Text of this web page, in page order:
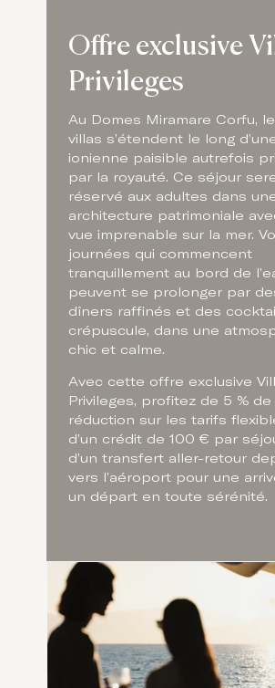
Offre exclusive
Privileges
Au Domes Miramare Corfu,
villas s’étendent le long
ionienne paisible autrefois
par la royauté. Ce séjour
réservé aux adultes dans
architecture patrimoniale
vue imprenable sur la mer.
journées qui commencent
tranquillement au bord de
peuvent se prolonger par
dîners raffinés et des
crépuscule, dans une
chic et calme.
Avec cette offre exclusive
Privileges, profitez de 5 % de
réduction sur les tarifs
d’un crédit de 100 € par
d’un transfert aller-retour
vers l’aéroport pour une
un départ en toute sérénité.